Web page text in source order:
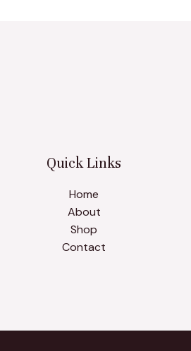
Quick Links
Home
About
Shop
Contact